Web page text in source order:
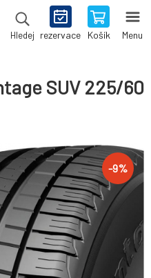
Hledej rezervace Košík Menu
SUV 225/60
-9%